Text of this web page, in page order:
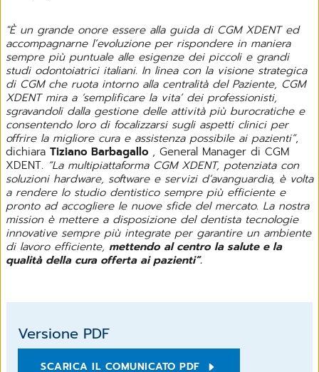
"È un grande onore essere alla guida di CGM XDENT ed
accompagnarne l’evoluzione per rispondere in maniera
sempre più puntuale alle esigenze dei piccoli e grandi
studi odontoiatrici italiani. In linea con la visione strategica
di CGM che ruota intorno alla centralità del Paziente, CGM
XDENT mira a ‘semplificare la vita’ dei professionisti,
sgravandoli dalla gestione delle attività più burocratiche e
consentendo loro di focalizzarsi sugli aspetti clinici per
offrire la migliore cura e assistenza possibile ai pazienti”,
dichiara Tiziano Barbagallo , General Manager di CGM
XDENT. “La multipiattaforma CGM XDENT, potenziata con
soluzioni hardware, software e servizi d’avanguardia, è volta
a rendere lo studio dentistico sempre più efficiente e
pronto ad accogliere le nuove sfide del mercato. La nostra
mission è mettere a disposizione del dentista tecnologie
innovative sempre più integrate per garantire un ambiente
di lavoro efficiente, mettendo al centro la salute e la
qualità della cura offerta ai pazienti”.
Versione PDF
SCARICA IL COMUNICATO PDF